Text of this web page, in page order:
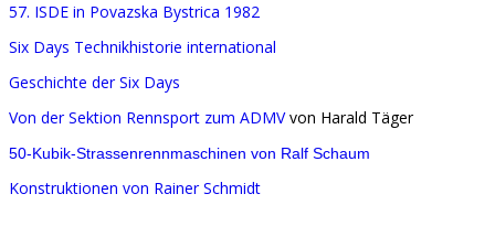
57. ISDE in Povazska Bystrica 1982
Six Days Technikhistorie international
Geschichte der Six Days
Von der Sektion Rennsport zum ADMVvon Harald Täger
50-Kubik-Strassenrennmaschinen von Ralf Schaum
Konstruktionen von Rainer Schmidt